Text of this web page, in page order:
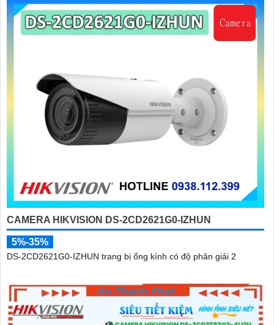
CAMERA HIKVISION DS-2CD2621G0-IZHUN
5%-35%
DS-2CD2621G0-IZHUN trang bị ống kính có độ phân giải 2